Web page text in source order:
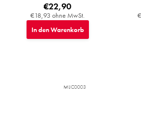
€18,93 ohne MwSt.
€22,90
In den Warenkorb
MIJC0003